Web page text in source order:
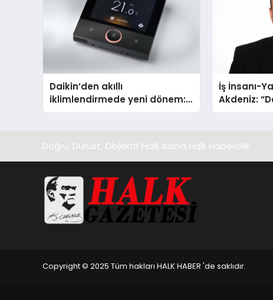
Daikin’den akıllı
iklimlendirmede yeni dönem:
Madoka Plus Türkiye’de
İş İnsanı-
Akdeniz:
Çıkarlar
Doğru, Dürüst, Objektif Halk Adına Halk Habercilik
Copyright © 2025 Tüm hakları HALK HABER 'de saklıdır.